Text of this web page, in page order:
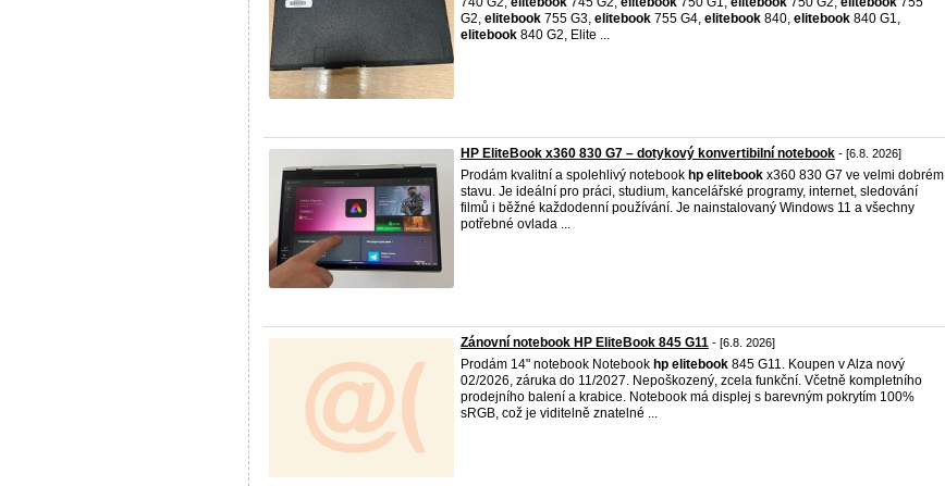
G2, elitebook 755 G3, elitebook 755 G4, elitebook 840, elitebook 840 G1,
elitebook 840 G2, Elite ...
HP EliteBook x360 830 G7 – dotykový konvertibilní notebook - [6.8. 2026]
Prodám kvalitní a spolehlivý notebook hp elitebook x360 830 G7 ve velmi dobrém
stavu. Je ideální pro práci, studium, kancelářské programy, internet, sledování
filmů i běžné každodenní používání. Je nainstalovaný Windows 11 a všechny
potřebné ovlada ...
Zánovní notebook HP EliteBook 845 G11 - [6.8. 2026]
Prodám 14" notebook Notebook hp elitebook 845 G11. Koupen v Alza nový
02/2026, záruka do 11/2027. Nepoškozený, zcela funkční. Včetně kompletního
prodejního balení a krabice. Notebook má displej s barevným pokrytím 100%
sRGB, což je viditelně znatelné ...